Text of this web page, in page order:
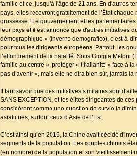
famille et ce, jusqu’à l'âge de 21 ans. En d'autres
pays, elles recevront gratuitement de l’État
grossesse ! Le gouvernement et les
leur pays et il est annoncé que d'autres initiatives
démographique » (inverno demografico), c’est-à-
pour tous les dirigeants européens. Partout, les
l’effondrement de la natalité. Sous Giorgia Meloni
famille au centre », protéger « l’italianité » face à
pas d’avenir », mais elle ne dira bien sûr, jamais la
Il faut savoir que des initiatives similaires sont
SANS EXCEPTION, et les élites dirigeantes de
considèrent comme une question de survie la
asiatiques, surtout ceux d’Asie de l’Est.
C’est ainsi qu’en 2015, la Chine avait décidé
segments de la population. Les couples chinois
(en nombre) de la population et son vieillissement